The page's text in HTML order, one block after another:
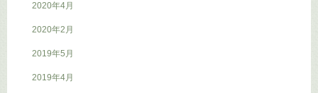
2020年4月
2020年2月
2019年5月
2019年4月